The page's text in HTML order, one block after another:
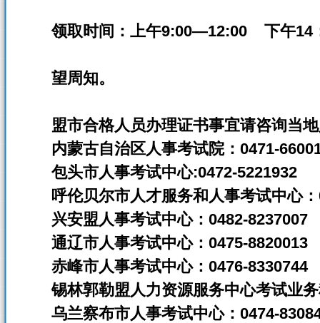
领取时间：上午9:00—12:00 下午14
望周知。
盟市合格人员办理证书事宜请咨询当地
内蒙古自治区人事考试院：0471-
包头市人事考试中心:0472-5221932
呼伦贝尔市人才服务和人事考试中心：
兴安盟人事考试中心：0482-8237007
通辽市人事考试中心：0475-8820013
赤峰市人事考试中心：0476-8330744
锡林郭勒盟人力资源服务中心考试业务
乌兰察布市人事考试中心：0474-